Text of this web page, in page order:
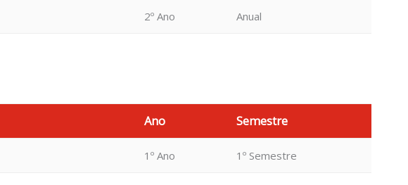
2º Ano Anual
Ano Semestre
1º Ano 1º Semestre